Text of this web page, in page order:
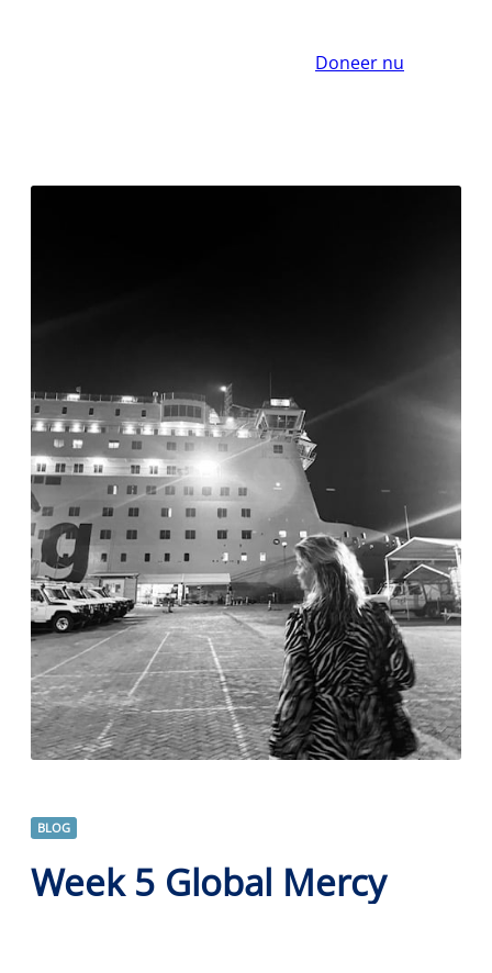
Doneer nu
BLOG
Week 5 Global Mercy